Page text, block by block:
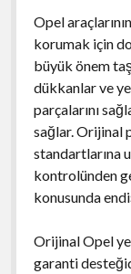
Opel
korumak için
büyük önem
dükkanlar ve
parçalarını
sağlar. Orijinal
standartlarına
kontrolünden
konusunda
Orijinal Opel
garanti